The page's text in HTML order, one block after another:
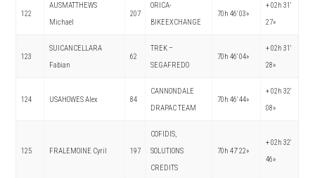
122
AUSMATTHEWS
Michael
207
ORICA-
BIKEEXCHANGE
70h 46′ 03»
+ 02h 31′
27»
123
SUICANCELLARA
Fabian
62
TREK –
SEGAFREDO
70h 46′ 04»
+ 02h 31′
28»
124 USAHOWES Alex 84
CANNONDALE
DRAPAC TEAM
70h 46′ 44»
+ 02h 32′
08»
125 FRALEMOINE Cyril 197
COFIDIS,
SOLUTIONS
CREDITS
70h 47′ 22»
+ 02h 32′
46»